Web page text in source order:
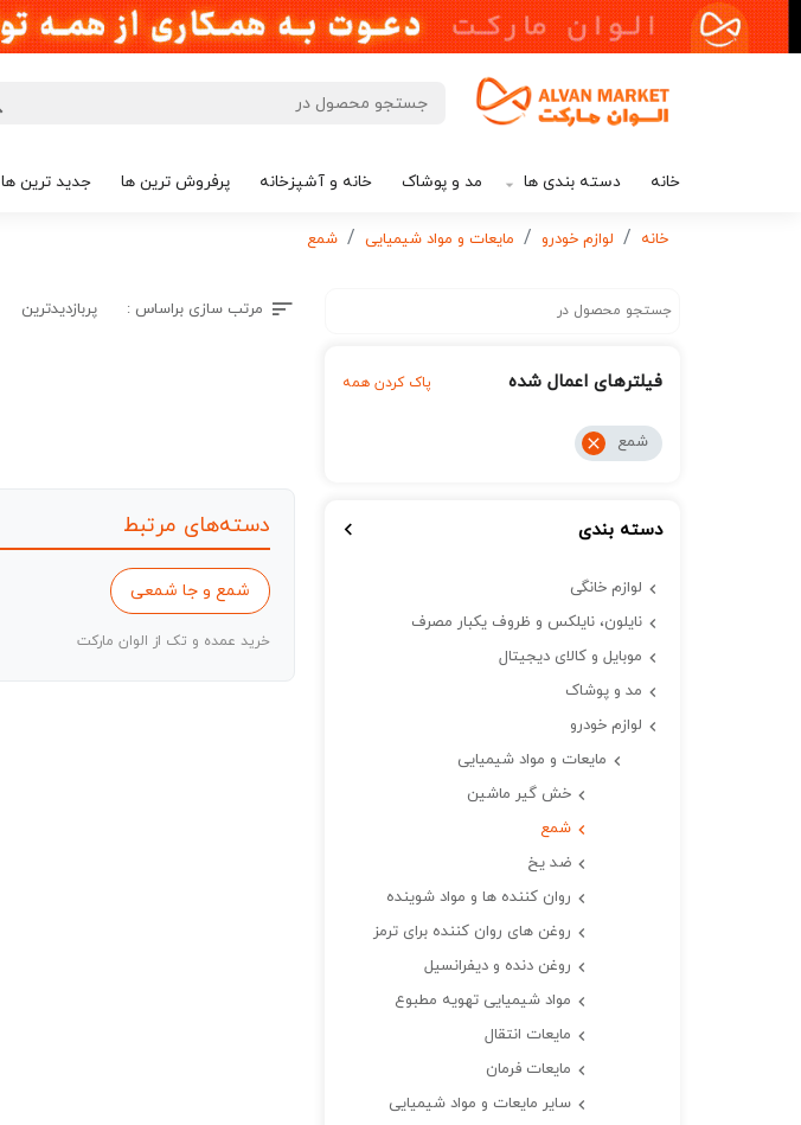
خانه دسته بندی ها مد و پوشاک خانه و آشپزخانه پرفروش ترین ها جدید ترین ها
خانه لوازم خودرو مایعات و مواد شیمیایی شمع
فیلترهای اعمال شده پاک کردن همه
شمع
دسته بندی
لوازم خانگی
نایلون، نایلکس و ظروف یکبار مصرف
موبایل و کالای دیجیتال
مد و پوشاک
لوازم خودرو
مایعات و مواد شیمیایی
خش گیر ماشین
شمع
ضد یخ
روان کننده ها و مواد شوینده
روغن های روان کننده برای ترمز
روغن دنده و دیفرانسیل
مواد شیمیایی تهویه مطبوع
مایعات انتقال
مایعات فرمان
سایر مایعات و مواد شیمیایی
مرتب سازی براساس : پربازدیدترین
دسته‌های مرتبط
شمع و جا شمعی
خرید عمده و تک از الوان مارکت